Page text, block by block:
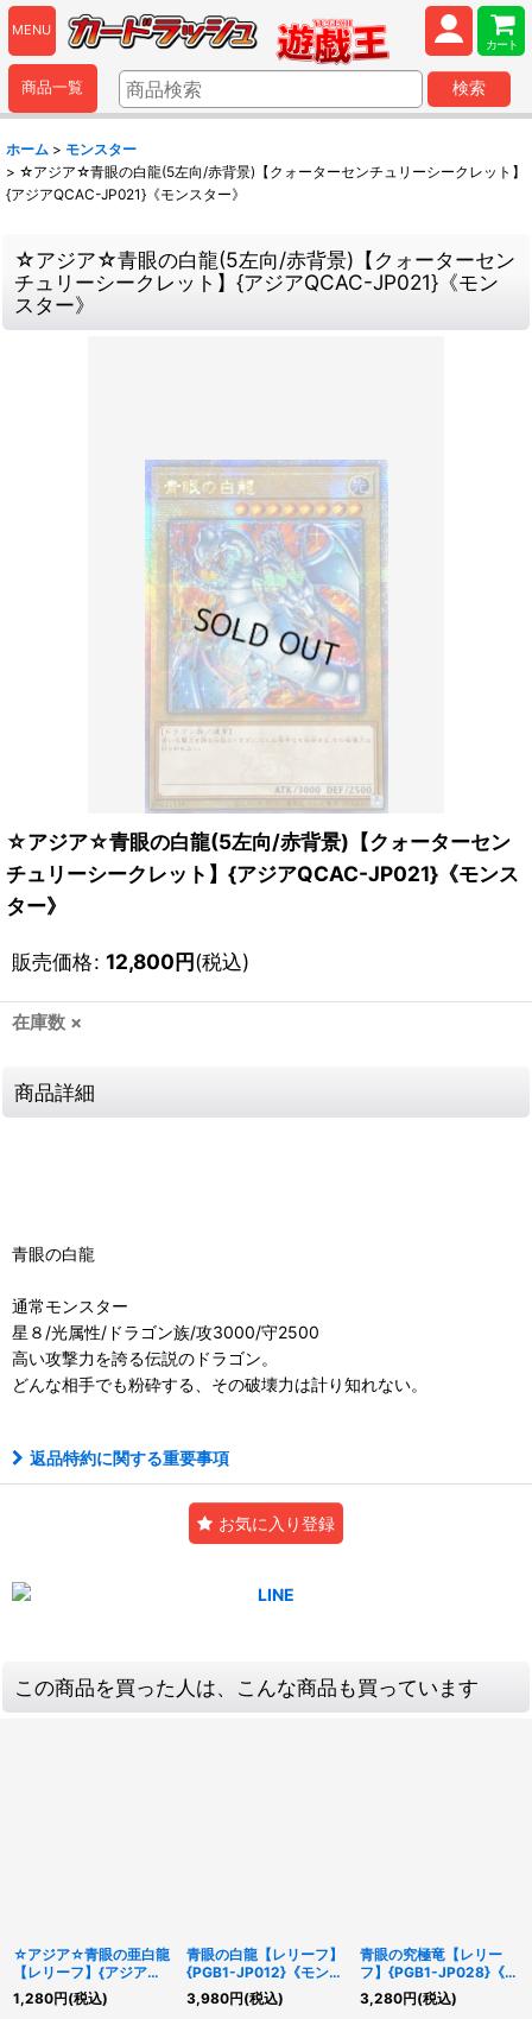
MENU
カート
商品一覧 検索
ホーム > モンスター
> ☆アジア☆青眼の白龍(5左向/赤背景)【クォーターセンチュリーシークレット】
{アジアQCAC-JP021}《モンスター》
☆アジア☆青眼の白龍(5左向/赤背景)【クォーターセン
チュリーシークレット】{アジアQCAC-JP021}《モン
スター》
☆アジア☆青眼の白龍(5左向/赤背景)【クォーターセン
チュリーシークレット】{アジアQCAC-JP021}《モンス
ター》
販売価格: 12,800円(税込)
在庫数 ×
商品詳細
青眼の白龍
通常モンスター
星８/光属性/ドラゴン族/攻3000/守2500
高い攻撃力を誇る伝説のドラゴン。
どんな相手でも粉砕する、その破壊力は計り知れない。
返品特約に関する重要事項
お気に入り登録
この商品を買った人は、こんな商品も買っています
☆アジア☆青眼の亜白龍
【レリーフ】{アジア
HC01-JP008}《モンス
ター》
1,280円(税込)
青眼の白龍【レリーフ】
{PGB1-JP012}《モンス
ター》
3,980円(税込)
青眼の究極竜【レリー
フ】{PGB1-JP028}《融
合》
3,280円(税込)